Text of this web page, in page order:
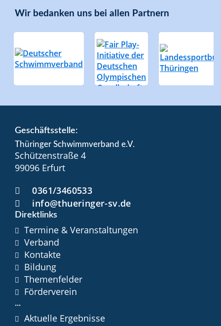
Wir bedanken uns bei allen Partnern
Geschäftsstelle:
Thüringer Schwimmverband e.V.
Schützenstraße 4
99096 Erfurt
0361/3460533
info@thueringer-sv.de
Direktlinks
Termine & Veranstaltungen
Verband
Kontakte
Bildung
Themenfelder
Förderverein
...
Aktuelle Ergebnisse